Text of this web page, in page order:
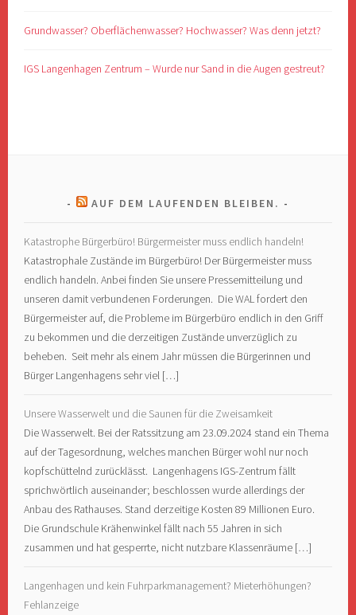
Grundwasser? Oberflächenwasser? Hochwasser? Was denn jetzt?
IGS Langenhagen Zentrum – Wurde nur Sand in die Augen gestreut?
AUF DEM LAUFENDEN BLEIBEN.
Katastrophe Bürgerbüro! Bürgermeister muss endlich handeln!
Katastrophale Zustände im Bürgerbüro! Der Bürgermeister muss
endlich handeln. Anbei finden Sie unsere Pressemitteilung und
unseren damit verbundenen Forderungen. Die WAL fordert den
Bürgermeister auf, die Probleme im Bürgerbüro endlich in den Griff
zu bekommen und die derzeitigen Zustände unverzüglich zu
beheben. Seit mehr als einem Jahr müssen die Bürgerinnen und
Bürger Langenhagens sehr viel […]
Unsere Wasserwelt und die Saunen für die Zweisamkeit
Die Wasserwelt. Bei der Ratssitzung am 23.09.2024 stand ein Thema
auf der Tagesordnung, welches manchen Bürger wohl nur noch
kopfschüttelnd zurücklässt. Langenhagens IGS-Zentrum fällt
sprichwörtlich auseinander; beschlossen wurde allerdings der
Anbau des Rathauses. Stand derzeitige Kosten 89 Millionen Euro.
Die Grundschule Krähenwinkel fällt nach 55 Jahren in sich
zusammen und hat gesperrte, nicht nutzbare Klassenräume […]
Langenhagen und kein Fuhrparkmanagement? Mieterhöhungen?
Fehlanzeige